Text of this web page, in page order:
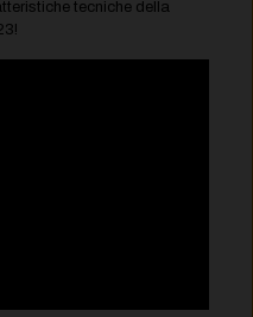
tecniche della